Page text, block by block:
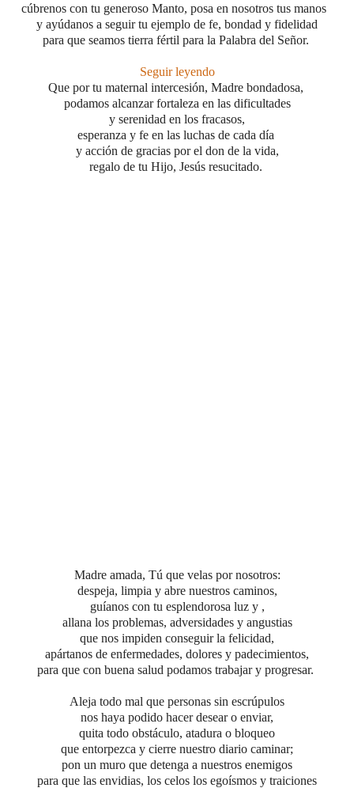
cúbrenos con tu generoso Manto, posa en nosotros tus manos
y ayúdanos a seguir tu ejemplo de fe, bondad y fidelidad
para que seamos tierra fértil para la Palabra del Señor.
Seguir leyendo
Que por tu maternal intercesión, Madre bondadosa,
podamos alcanzarfortaleza en las dificultades
y serenidad en los fracasos,
esperanza y fe en las luchas de cada día
y acción de gracias por el don de la vida,
regalo de tu Hijo, Jesús resucitado.
Madre amada, Tú que velas por nosotros:
despeja, limpia y abre nuestros caminos,
guíanos con tu esplendorosa luz y ,
allana los problemas, adversidades y angustias
que nos impiden conseguir la felicidad,
apártanos de enfermedades, dolores y padecimientos,
para que con buena salud podamos trabajar y progresar.
Aleja todo mal que personas sin escrúpulos
nos haya podido hacer desear o enviar,
quita todo obstáculo, atadura o bloqueo
que entorpezca y cierre nuestro diario caminar;
pon un muro que detenga a nuestros enemigos
para que las envidias, los celos los egoísmos y traiciones